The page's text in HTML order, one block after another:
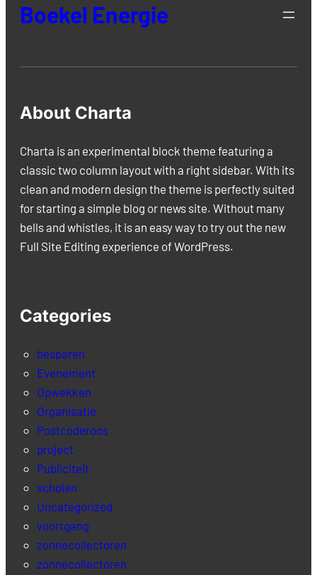
Boekel Energie
About Charta
Charta is an experimental block theme featuring a
classic two column layout with a right sidebar. With its
clean and modern design the theme is perfectly suited
for starting a simple blog or news site. Without many
bells and whistles, it is an easy way to try out the new
Full Site Editing experience of WordPress.
Categories
besparen
Evenement
Opwekken
Organisatie
Postcoderoos
project
Publiciteit
scholen
Uncategorized
voortgang
zonnecollectoren
zonnecollectoren